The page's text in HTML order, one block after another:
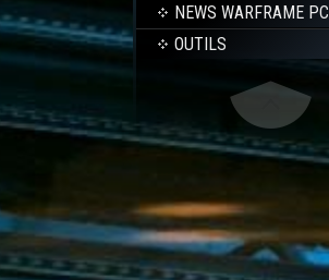
NEWS WARFRAME PC
OUTILS